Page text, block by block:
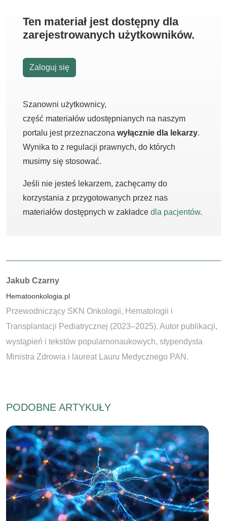
Ten materiał jest dostępny dla
zarejestrowanych użytkowników.
Zaloguj się
Szanowni użytkownicy,
część materiałów udostępnianych na naszym
portalu jest przeznaczona wyłącznie dla lekarzy.
Wynika to z regulacji prawnych, do których
musimy się stosować.
Jeśli nie jesteś lekarzem, zachęcamy do
korzystania z przygotowanych przez nas
materiałów dostępnych w zakładce dla pacjentów.
Autorzy:
Jakub Czarny
Hematoonkologia.pl
Przewodniczący SKN Onkologii, Hematologii i
Transplantacji Pediatrycznej (2023–2025). Autor publikacji,
wystąpień i tekstów popularnonaukowych, stypendysta
Ministra Zdrowia i laureat Lauru Medycznego PAN.
PODOBNE ARTYKUŁY